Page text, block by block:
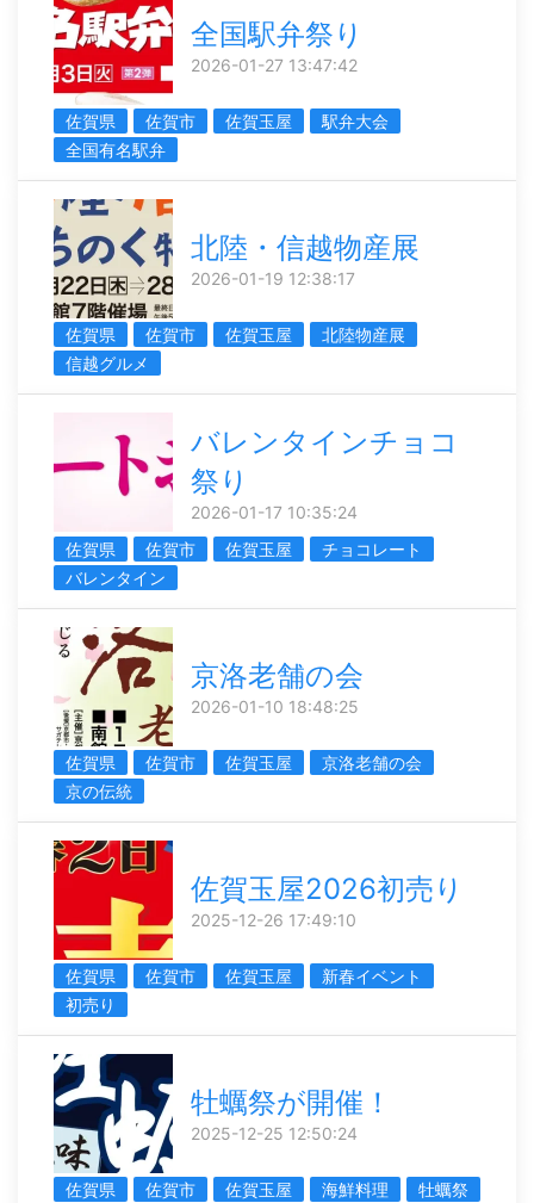
全国駅弁祭り
2026-01-27 13:47:42
佐賀県 佐賀市 佐賀玉屋
駅弁大会
全国有名駅弁
北陸・信越物産展
2026-01-19 12:38:17
佐賀県 佐賀市 佐賀玉屋
北陸物産展
信越グルメ
バレンタインチョコ
祭り
2026-01-17 10:35:24
佐賀県
佐賀市 佐賀玉屋
チョコレート
バレンタイン
京洛老舗の会
2026-01-10 18:48:25
佐賀県 佐賀市 佐賀玉屋
京洛老舗の会
京の伝統
佐賀玉屋2026初売り
2025-12-26 17:49:10
佐賀県 佐賀市 佐賀玉屋
新春イベント
初売り
牡蠣祭が開催！
2025-12-25 12:50:24
佐賀県 佐賀市 佐賀玉屋 海鮮料理 牡蠣祭